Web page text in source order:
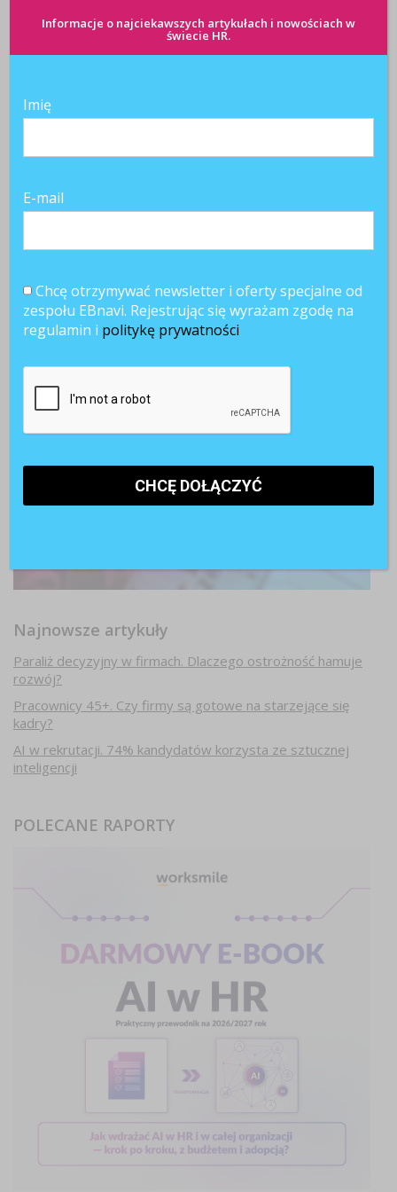
Najnowsze artykuły
Paraliż decyzyjny w firmach. Dlaczego ostrożność hamuje
rozwój?
Pracownicy 45+. Czy firmy są gotowe na starzejące się
kadry?
AI w rekrutacji. 74% kandydatów korzysta ze sztucznej
inteligencji
POLECANE RAPORTY
Informacje o najciekawszych artykułach i nowościach w
świecie HR.
Imię
E-mail
Chcę otrzymywać newsletter i oferty specjalne od
zespołu EBnavi. Rejestrując się wyrażam zgodę na
regulamin i politykę prywatności